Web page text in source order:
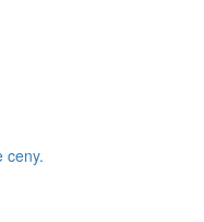
ceny.